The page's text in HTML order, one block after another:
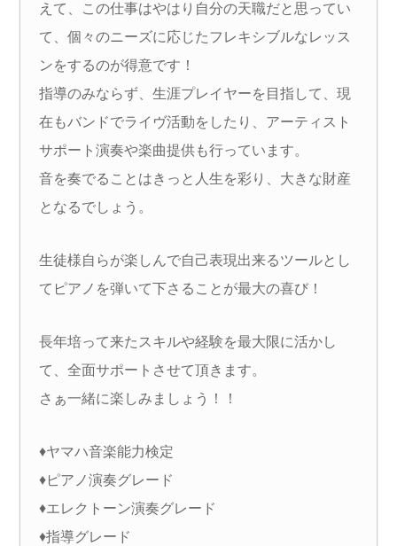
えて、この仕事はやはり自分の天職だと思ってい
て、 個々のニーズに応じたフレキシブルなレッス
ンをするのが得意です！
指導のみならず、生涯プレイヤーを目指して、現
在もバンドでライヴ活動をしたり、アーティスト
サポート演奏や楽曲提供も行っています。
音を奏でることはきっと人生を彩り、大きな財産
となるでしょう。
生徒様自らが楽しんで自己表現出来るツールとし
てピアノを弾いて下さることが最大の喜び！
長年培って来たスキルや経験を最大限に活かし
て、全面サポートさせて頂きます。
さぁ一緒に楽しみましょう！！
♦ヤマハ音楽能力検定
♦ピアノ演奏グレード
♦エレクトーン演奏グレード
♦指導グレード